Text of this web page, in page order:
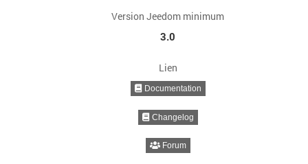
Version Jeedom minimum
3.0
Lien
Documentation
Changelog
Forum